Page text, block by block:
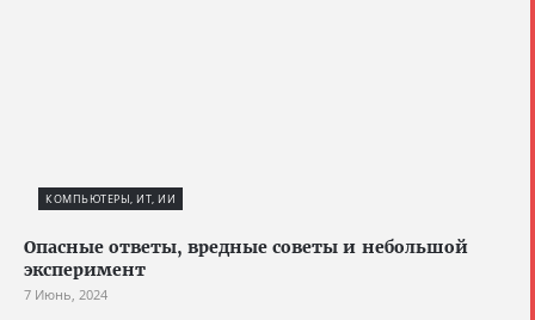
КОМПЬЮТЕРЫ, ИТ, ИИ
Опасные ответы, вредные советы и небольшой
эксперимент
7 Июнь, 2024